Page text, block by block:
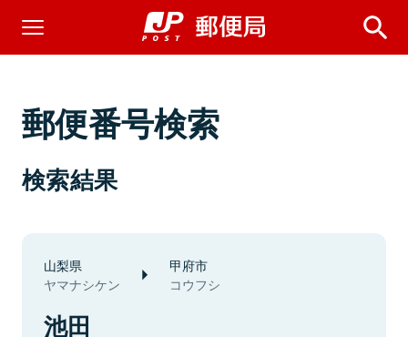
郵便番号検索
検索結果
山梨県
ヤマナシケン
甲府市
コウフシ
池田